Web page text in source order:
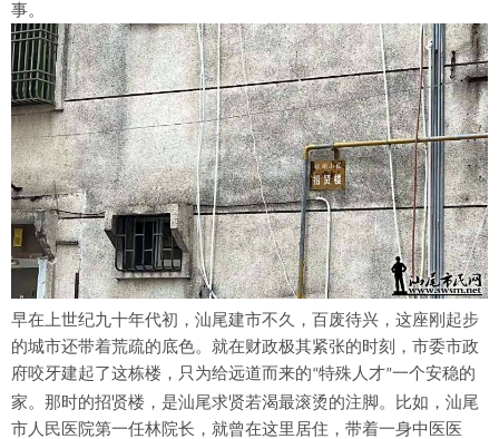
事。
早在上世纪九十年代初，汕尾建市不久， 百废待兴，这座刚起步
的城市还带着荒疏的底色。就在财政极其紧张的时刻，市委市政
府咬牙建起了这栋楼，只为给远道而来的“特殊人才”一个安稳的
家。那时的招贤楼，是汕尾求贤若渴最滚烫的注脚。
比如， 汕尾
市人民医院第一任林院长，就曾在这里居住，带着一身中医 医